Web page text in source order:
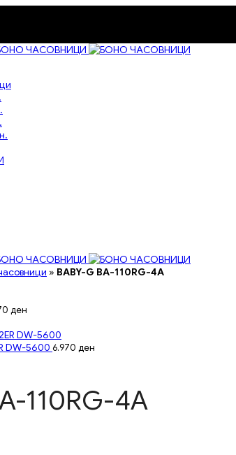
» BABY-G BA-110RG-4A
ден
DW-5600 6.970 ден
110RG-4A